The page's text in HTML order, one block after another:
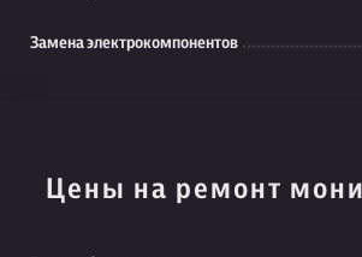
Замена электрокомпонентов
Цены на ремонт